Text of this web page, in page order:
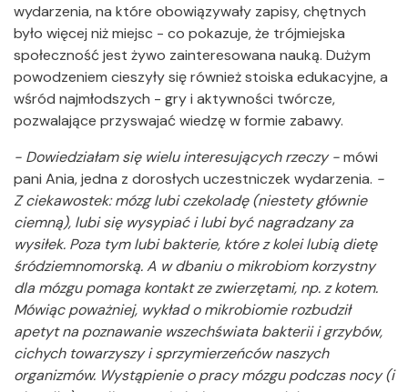
wydarzenia, na które obowiązywały zapisy, chętnych
było więcej niż miejsc - co pokazuje, że trójmiejska
społeczność jest żywo zainteresowana nauką. Dużym
powodzeniem cieszyły się również stoiska edukacyjne, a
wśród najmłodszych - gry i aktywności twórcze,
pozwalające przyswajać wiedzę w formie zabawy.
- Dowiedziałam się wielu interesujących rzeczy -mówi
pani Ania, jedna z dorosłych uczestniczek wydarzenia. -
Z ciekawostek: mózg lubi czekoladę (niestety głównie
ciemną), lubi się wysypiać i lubi być nagradzany za
wysiłek. Poza tym lubi bakterie, które z kolei lubią dietę
śródziemnomorską. A w dbaniu o mikrobiom korzystny
dla mózgu pomaga kontakt ze zwierzętami, np. z kotem.
Mówiąc poważniej, wykład o mikrobiomie rozbudził
apetyt na poznawanie wszechświata bakterii i grzybów,
cichych towarzyszy i sprzymierzeńców naszych
organizmów. Wystąpienie o pracy mózgu podczas nocy (i